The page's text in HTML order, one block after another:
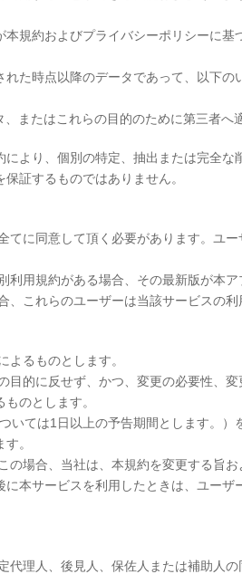
規約およびプライバシーポリシーに基
時点以降のデータであって、以下の
たはこれらの目的のために第三者へ
り、個別の特定、抽出または完全な
証するものではありません。
に同意して頂く必要があります。ユ
用規約がある場合、その最新版が本ア
これらのユーザーは当該サービスの利
るものとします。
的に反せず、かつ、変更の必要性、
のとします。
ては1日以上の予告期間とします。）
。
場合、当社は、本規約を変更する旨
本サービスを利用したときは、ユーザ
理人、後見人、保佐人または補助人